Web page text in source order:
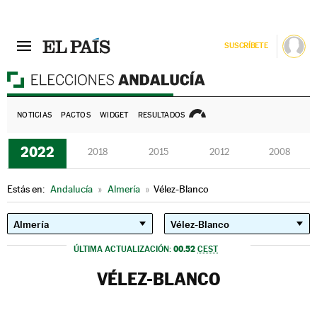
SUSCRÍBETE
NOTICIAS PACTOS WIDGET RESULTADOS
2022 2018 2015 2012 2008
Estás en: Andalucía » Almería » Vélez-Blanco
ÚLTIMA ACTUALIZACIÓN: 00.52 CEST
VÉLEZ-BLANCO